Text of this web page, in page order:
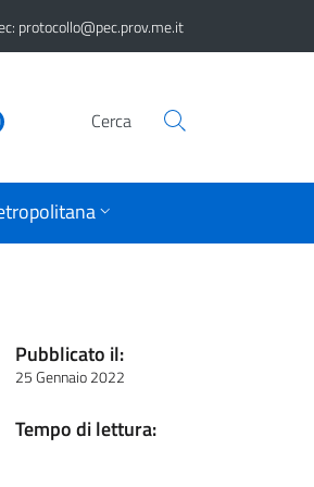
protocollo@pec.prov.me.it
Cerca
Pubblicato il:
25 Gennaio 2022
Tempo di lettura: